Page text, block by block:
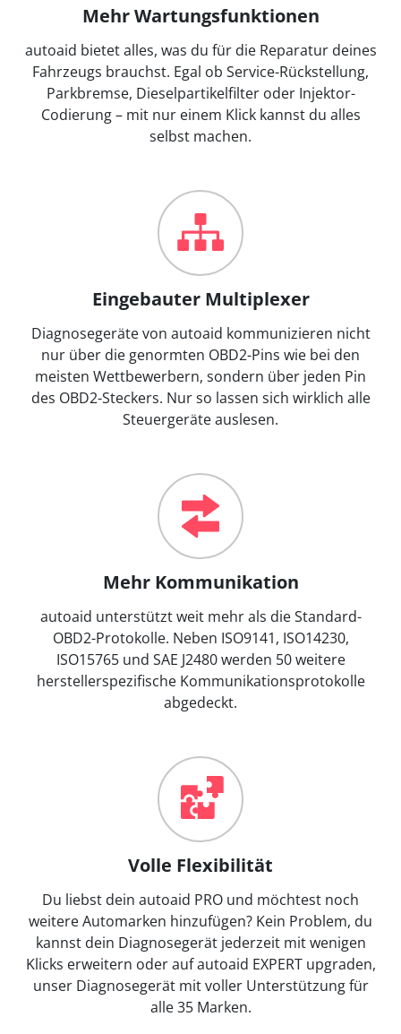
Mehr Wartungsfunktionen
autoaid bietet alles, was du für die Reparatur deines
Fahrzeugs brauchst. Egal ob Service-Rückstellung,
Parkbremse, Dieselpartikelfilter oder Injektor-
Codierung – mit nur einem Klick kannst du alles
selbst machen.
Eingebauter Multiplexer
Diagnosegeräte von autoaid kommunizieren nicht
nur über die genormten OBD2-Pins wie bei den
meisten Wettbewerbern, sondern über jeden Pin
des OBD2-Steckers. Nur so lassen sich wirklich alle
Steuergeräte auslesen.
Mehr Kommunikation
autoaid unterstützt weit mehr als die Standard-
OBD2-Protokolle. Neben ISO9141, ISO14230,
ISO15765 und SAE J2480 werden 50 weitere
herstellerspezifische Kommunikationsprotokolle
abgedeckt.
Volle Flexibilität
Du liebst dein autoaid PRO und möchtest noch
weitere Automarken hinzufügen? Kein Problem, du
kannst dein Diagnosegerät jederzeit mit wenigen
Klicks erweitern oder auf autoaid EXPERT upgraden,
unser Diagnosegerät mit voller Unterstützung für
alle 35 Marken.